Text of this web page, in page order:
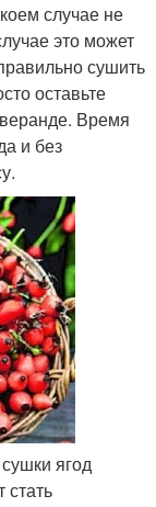
случае не
это может
сушить
оставьте
Время
и без
ягод